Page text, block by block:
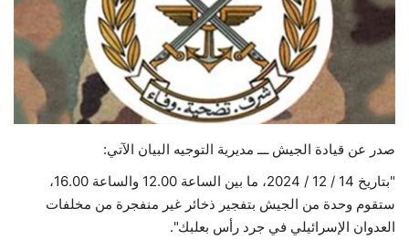
فيديو
حياة
صدر عن قيادة الجيش ـــ مديرية التوجيه البيان الآتي:
"بتاريخ 14 / 12 / 2024، ما بين الساعة 12.00 والساعة 16.00،
ستقوم وحدة من الجيش بتفجير ذخائر غير منفجرة من مخلفات
العدوان الإسرائيلي في جرد رأس بعلبك".